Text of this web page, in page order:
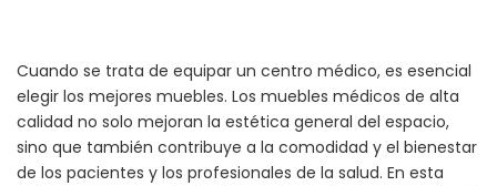
Cuando se trata de equipar un centro médico, es esencial
elegir los mejores muebles. Los muebles médicos de alta
calidad no solo mejoran la estética general del espacio,
sino que también contribuye a la comodidad y el bienestar
de los pacientes y los profesionales de la salud. En esta